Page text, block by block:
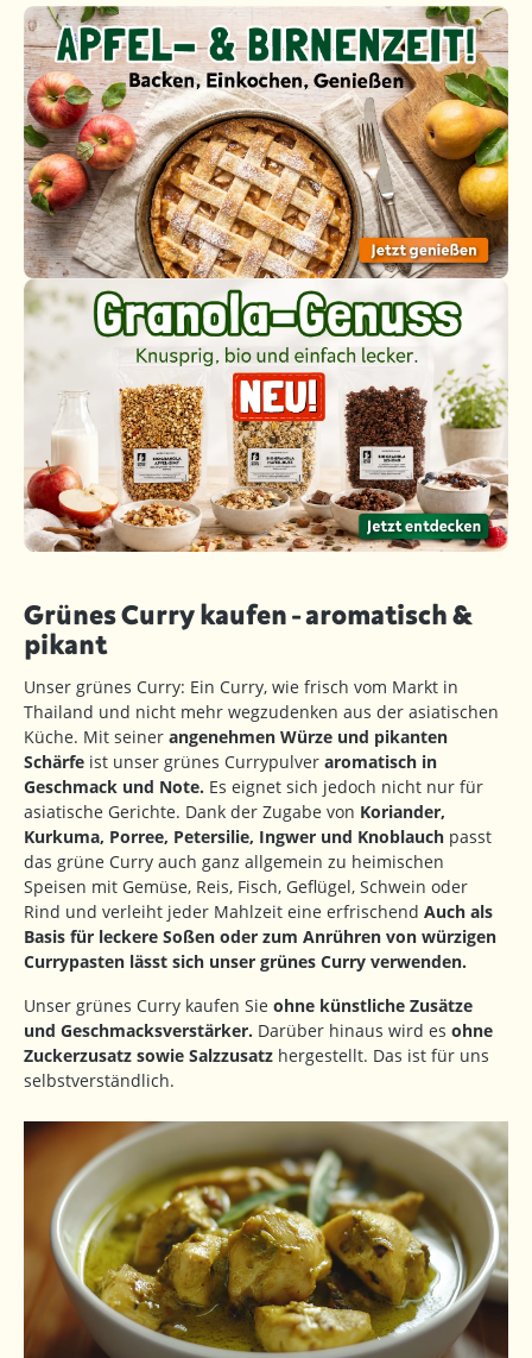
Grünes Curry kaufen - aromatisch &
pikant
Unser grünes Curry: Ein Curry, wie frisch vom Markt in
Thailand und nicht mehr wegzudenken aus der asiatischen
Küche. Mit seiner angenehmen Würze und pikanten
Schärfe ist unser grünes Currypulver aromatisch in
Geschmack und Note. Es eignet sich jedoch nicht nur für
asiatische Gerichte. Dank der Zugabe von Koriander,
Kurkuma, Porree, Petersilie, Ingwer und Knoblauch passt
das grüne Curry auch ganz allgemein zu heimischen
Speisen mit Gemüse, Reis, Fisch, Geflügel, Schwein oder
Rind und verleiht jeder Mahlzeit eine erfrischend Auch als
Basis für leckere Soßen oder zum Anrühren von würzigen
Currypasten lässt sich unser grünes Curry verwenden.
Unser grünes Curry kaufen Sie ohne künstliche Zusätze
und Geschmacksverstärker. Darüber hinaus wird es ohne
Zuckerzusatz sowie Salzzusatz hergestellt. Das ist für uns
selbstverständlich.